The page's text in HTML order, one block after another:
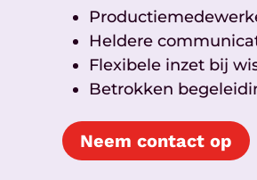
Heldere
Flexibele inzet bij
Betrokken
Neem contact op